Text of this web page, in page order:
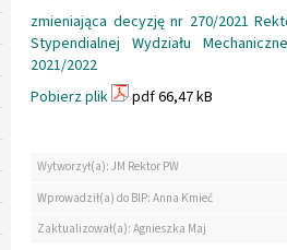
zmieniająca decyzję nr 270/2021
Stypendialnej Wydziału
2021/2022
Pobierz plik
pdf 66,47 kB
Wytworzył(a): JM Rektor PW
Wprowadził(a) do BIP: Anna Kmieć
Zaktualizował(a): Agnieszka Maj